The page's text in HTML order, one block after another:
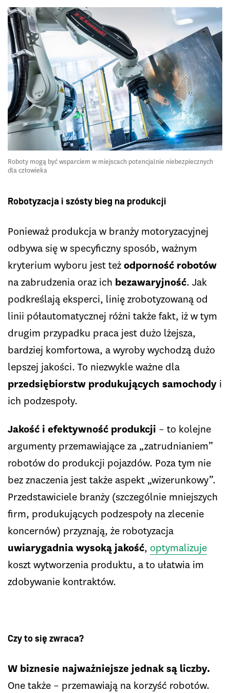
Roboty mogą być wsparciem w miejscach potencjalnie niebezpiecznych
dla człowieka
Robotyzacja i szósty bieg na produkcji
Ponieważ produkcja w branży motoryzacyjnej
odbywa się w specyficzny sposób, ważnym
kryterium wyboru jest teżodporność robotów
na zabrudzenia oraz ich bezawaryjność. Jak
podkreślają eksperci, linię zrobotyzowaną od
linii półautomatycznej różni także fakt, iż w tym
drugim przypadku praca jest dużo lżejsza,
bardziej komfortowa, a wyroby wychodzą dużo
lepszej jakości. To niezwykle ważne dla
przedsiębiorstw produkujących samochody i
ich podzespoły.
Jakość i efektywność produkcji – to kolejne
argumenty przemawiające za „zatrudnianiem”
robotów do produkcji pojazdów. Poza tym nie
bez znaczenia jest także aspekt „wizerunkowy”.
Przedstawiciele branży (szczególnie mniejszych
firm, produkujących podzespoły na zlecenie
koncernów) przyznają, że robotyzacja
uwiarygadnia wysoką jakość, optymalizuje
koszt wytworzenia produktu, a to ułatwia im
zdobywanie kontraktów.
Czy to się zwraca?
W biznesie najważniejsze jednak są liczby.
One także – przemawiają na korzyść robotów.